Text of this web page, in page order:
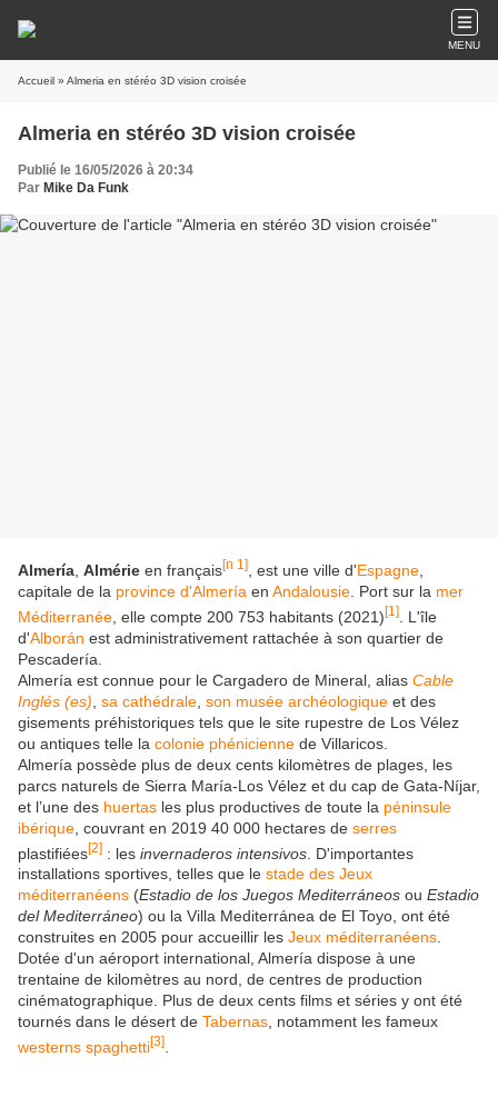
MENU
Accueil » Almeria en stéréo 3D vision croisée
Almeria en stéréo 3D vision croisée
Publié le 16/05/2026 à 20:34
Par Mike Da Funk
Almería Almérie en français[n 1 ] , est une ville d'Espagne
capitale de la province d'Almería en Andalousie . Port sur la mer
Méditerranée , elle compte 200 753 habitants (2021)[1 ]
. L'île
d'Alborán est administrativement rattachée à son quartier de
Pescadería.
Almería est connue pour le Cargadero de Mineral, alias Cable
Inglés (es) sa cathédrale son musée archéologique et des
gisements préhistoriques tels que le site rupestre de Los Vélez
ou antiques telle la colonie phénicienne de Villaricos.
Almería possède plus de deux cents kilomètres de plages, les
parcs naturels de Sierra María-Los Vélez et du cap de Gata-Níjar,
et l’une des huertas les plus productives de toute la péninsule
ibérique , couvrant en 2019 40 000 hectares de serres
plastifiées[2] : les invernaderos intensivos . D'importantes
installations sportives, telles que le stade des Jeux
méditerranéens (Estadio de los Juegos Mediterráneos ou Estadio
del Mediterráneo) ou la Villa Mediterránea de El Toyo, ont été
construites en 2005 pour accueillir les Jeux méditerranéens
Dotée d'un aéroport international, Almería dispose à une
trentaine de kilomètres au nord, de centres de production
cinématographique. Plus de deux cents films et séries y ont été
tournés dans le désert de Tabernas , notamment les fameux
westerns spaghetti[3]